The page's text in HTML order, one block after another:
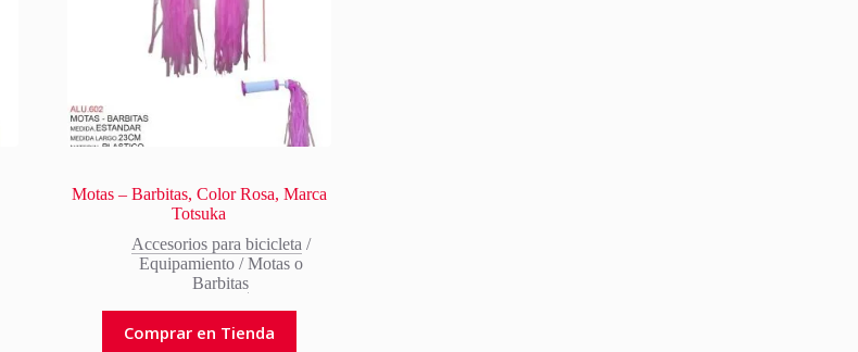
Motas – Barbitas, Color Rosa, Marca
Totsuka
Accesorios para bicicleta /
Equipamiento/Motas o
Barbitas
Comprar en Tienda